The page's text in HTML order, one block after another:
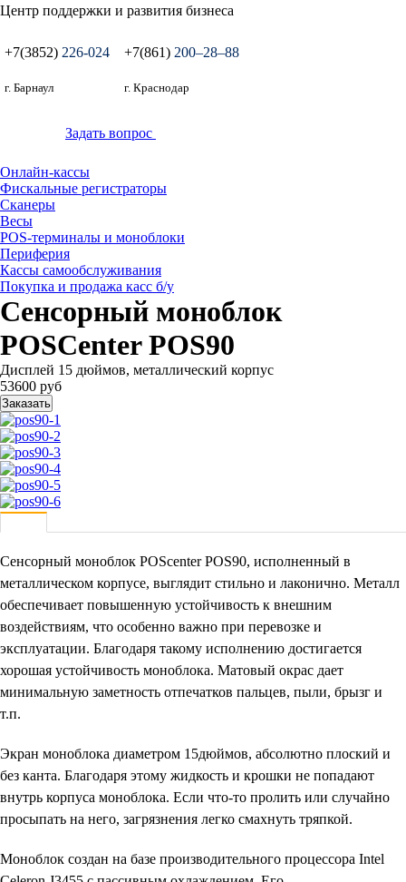
Центр поддержки и развития бизнеса
+7(3852) 226-024
г. Барнаул
+7(861) 200‒28‒88
г. Краснодар
Задать вопрос
Онлайн-кассы
Фискальные регистраторы
Сканеры
Весы
POS-терминалы и моноблоки
Периферия
Кассы самообслуживания
Покупка и продажа касс б/у
Сенсорный моноблок
POSCenter POS90
Дисплей 15 дюймов, металлический корпус
53600 руб
Заказать
Сенсорный моноблок POScenter POS90, исполненный в
металлическом корпусе, выглядит стильно и лаконично. Металл
обеспечивает повышенную устойчивость к внешним
воздействиям, что особенно важно при перевозке и
эксплуатации. Благодаря такому исполнению достигается
хорошая устойчивость моноблока. Матовый окрас дает
минимальную заметность отпечатков пальцев, пыли, брызг и
т.п.
Экран моноблока диаметром 15дюймов, абсолютно плоский и
без канта. Благодаря этому жидкость и крошки не попадают
внутрь корпуса моноблока. Если что-то пролить или случайно
просыпать на него, загрязнения легко смахнуть тряпкой.
Моноблок создан на базе производительного процессора Intel